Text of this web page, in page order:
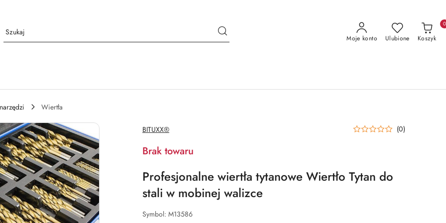
Moje konto Ulubione Koszyk
0
Wiertła
NAZWA
PRODUCENTA:
BITUXX® (0)
Brak towaru
Profesjonalne wiertła tytanowe Wiertło Tytan do
stali w mobinej walizce
Symbol: M13586